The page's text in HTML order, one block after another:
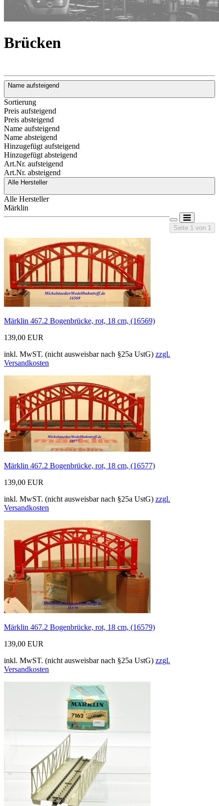
Brücken
Name aufsteigend
Sortierung
Preis aufsteigend
Preis absteigend
Name aufsteigend
Name absteigend
Hinzugefügt aufsteigend
Hinzugefügt absteigend
Art.Nr. aufsteigend
Art.Nr. absteigend
Alle Hersteller
Alle Hersteller
Märklin
Seite 1 von 1
Märklin 467.2 Bogenbrücke, rot, 18 cm, (16569)
139,00 EUR
inkl. MwST. (nicht ausweisbar nach §25a UstG) zzgl.
Versandkosten
Märklin 467.2 Bogenbrücke, rot, 18 cm, (16577)
139,00 EUR
inkl. MwST. (nicht ausweisbar nach §25a UstG) zzgl.
Versandkosten
Märklin 467.2 Bogenbrücke, rot, 18 cm, (16579)
139,00 EUR
inkl. MwST. (nicht ausweisbar nach §25a UstG) zzgl.
Versandkosten